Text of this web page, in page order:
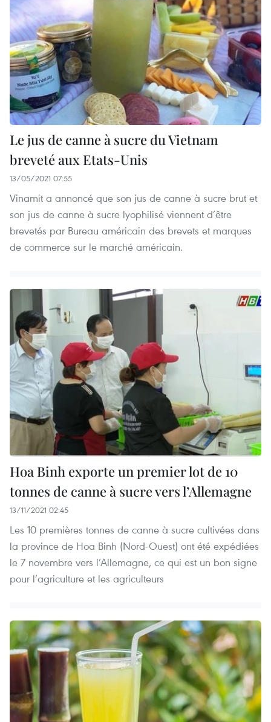
Le jus de canne à sucre du Vietnam
breveté aux Etats-Unis
13/05/2021 07:55
Vinamit a annoncé que son jus de canne à sucre brut et
son jus de canne à sucre lyophilisé viennent d’être
brevetés par Bureau américain des brevets et marques
de commerce sur le marché américain.
Hoa Binh exporte un premier lot de 10
tonnes de canne à sucre vers l’Allemagne
13/11/2021 02:45
Les 10 premières tonnes de canne à sucre cultivées dans
la province de Hoa Binh (Nord-Ouest) ont été expédiées
le 7 novembre vers l’Allemagne, ce qui est un bon signe
pour l’agriculture et les agriculteurs